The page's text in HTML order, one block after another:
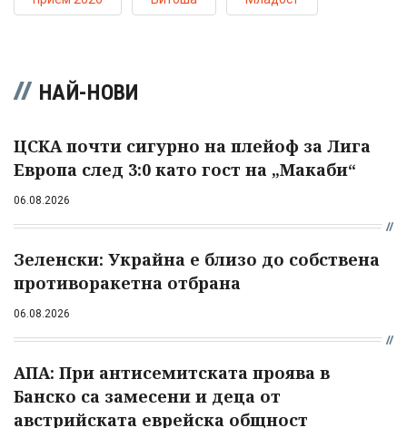
НАЙ-НОВИ
ЦСКА почти сигурно на плейоф за Лига
Европа след 3:0 като гост на „Макаби“
06.08.2026
Зеленски: Украйна е близо до собствена
противоракетна отбрана
06.08.2026
АПА: При антисемитската проява в
Банско са замесени и деца от
австрийската еврейска общност